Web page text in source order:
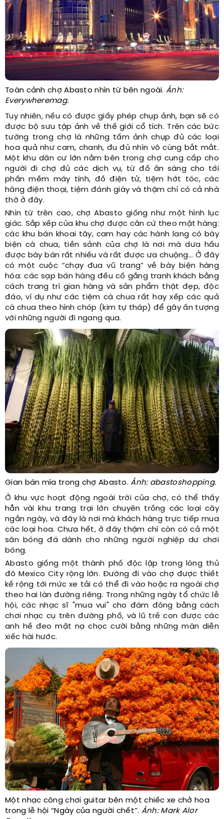
Toàn cảnh chợ Abasto nhìn từ bên ngoài. Ảnh:
Everywheremag.
Tuy nhiên, nếu có được giấy phép chụp ảnh, bạn sẽ có
được bộ sưu tập ảnh về thế giới cổ tích. Trên các bức
tường trong chợ là những tấm ảnh chụp đủ các loại
hoa quả như cam, chanh, đu đủ nhìn vô cùng bắt mắt.
Một khu dân cư lớn nằm bên trong chợ cung cấp cho
người đi chợ đủ các dịch vụ, từ đồ ăn sáng cho tới
phần mềm máy tính, đồ điện tử, tiệm hớt tóc, các
hãng điện thoại, tiệm đánh giày và thậm chí có cả nhà
thờ ở đây.
Nhìn từ trên cao, chợ Abasto giống như một hình lục
giác. Sắp xếp của khu chợ được căn cứ theo mặt hàng:
các khu bán khoai tây, cam hay các hành lang có bày
biện cà chua, tiền sảnh của chợ là nơi mà dưa hấu
được bày bán rất nhiều và rất được ưa chuộng... Ở đây
có một cuộc “chạy đua vũ trang” về bày biện hàng
hóa: các sạp bán hàng đều cố gắng tranh khách bằng
cách trang trí gian hàng và sản phẩm thật đẹp, độc
đáo, ví dụ như các tiệm cà chua rất hay xếp các quả
cà chua theo hình chóp (kim tự tháp) để gây ấn tượng
với những người đi ngang qua.
Gian bán mía trong chợ Abasto.Ảnh: abastoshopping.
Ở khu vực hoạt động ngoài trời của chợ, có thể thấy
hẳn vài khu trang trại lớn chuyên trồng các loại cây
ngắn ngày, và đây là nơi mà khách hàng trực tiếp mua
các loại hoa. Chưa hết, ở đây thậm chí còn có cả một
sân bóng đá dành cho những người nghiệp dư chơi
bóng.
Abasto giống một thành phố độc lập trong lòng thủ
đô Mexico City rộng lớn. Đường đi vào chợ được thiết
kế rộng tới mức xe tải có thể đi vào hoặc ra ngoài chợ
theo hai làn đường riêng. Trong những ngày tổ chức lễ
hội, các nhạc sĩ "mua vui" cho đám đông bằng cách
chơi nhạc cụ trên đường phố, và lũ trẻ con được các
anh hề đeo mặt nạ chọc cười bằng những màn diễn
xiếc hài hước.
Một nhạc công chơi guitar bên một chiếc xe chở hoa
trong lễ hội “Ngày của người chết”. Ảnh: Mark Alor